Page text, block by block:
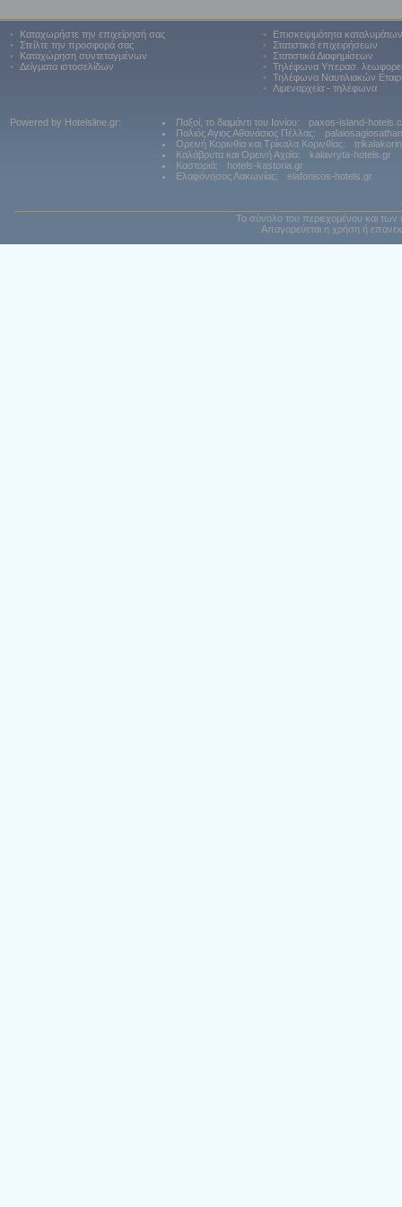
•
Καταχωρήστε την επιχείρησή σας
•
Στείλτε την προσφορά σας
•
Καταχώρηση συντεταγμένων
•
Δείγματα ιστοσελίδων
•
Επισκεψιμότητα καταλυμάτων
•
Στατιστικά επιχειρήσεων
•
Στατιστικά Διαφημίσεων
•
Τηλέφωνα Υπερασ.
•
Τηλέφωνα Ναυτιλιακών
•
Λιμεναρχεία - τηλέφωνα
Powered by Hotelsline.gr: Παξοί, το διαμάντι του Ιονίου:
paxos-island-
Παλιός Αγιος Αθανάσιος Πέλλας:
Ορεινή Κορινθία και Τρίκαλα Κορινθίας:
Καλάβρυτα και Ορεινή Αχαϊα:
kalavryta-hotels.gr
Καστοριά:
hotels-kastoria.gr
Ελαφόνησος Λακωνίας:
elafonisos-hotels.gr
Το σύνολο του περιεχομένου και των
Απαγορεύεται η χρήση ή